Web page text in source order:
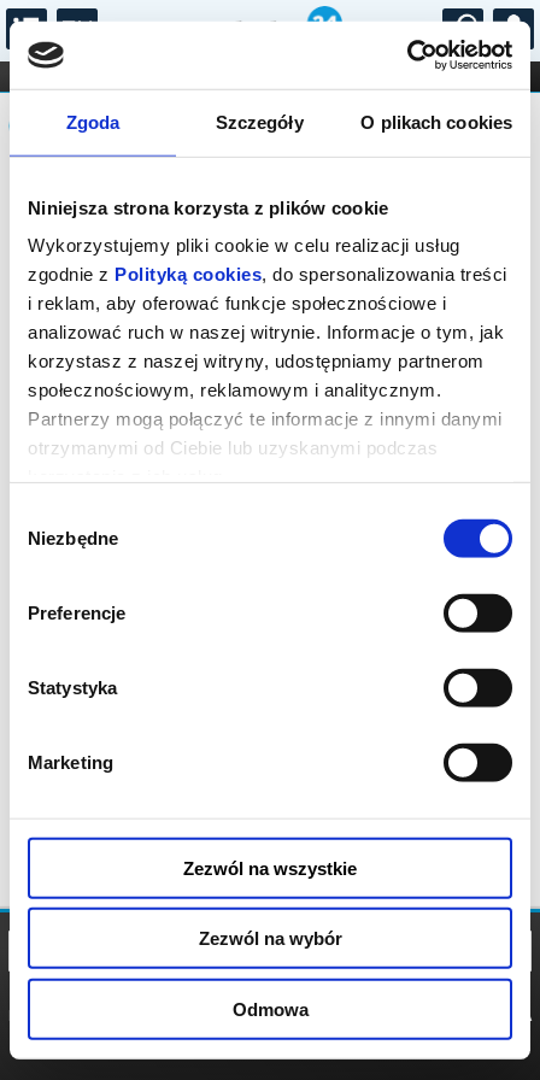
Zgoda Szczegóły O plikach cookies
Niniejsza strona korzysta z plików cookie
Wykorzystujemy pliki cookie w celu realizacji usług
zgodnie z Polityką cookies, do spersonalizowania treści
i reklam, aby oferować funkcje społecznościowe i
analizować ruch w naszej witrynie. Informacje o tym, jak
korzystasz z naszej witryny, udostępniamy partnerom
społecznościowym, reklamowym i analitycznym.
Partnerzy mogą połączyć te informacje z innymi danymi
otrzymanymi od Ciebie lub uzyskanymi podczas
zgody
Niezbędne
Preferencje
Statystyka
Marketing
Zezwól na wszystkie
Zezwól na wybór
Odmowa
...
FILHARMONIA OPERA I BALET
STAND-UP
DLA DZIECI
Komunikat
Sprzedaż on-line została zakończona,
sprawdź dostępność biletów w kasie.
POLITYKA
POLITYKA